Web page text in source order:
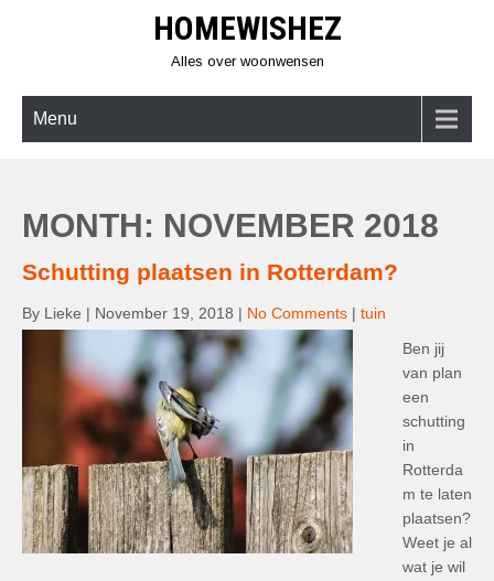
HOMEWISHEZ
Alles over woonwensen
Menu
MONTH: NOVEMBER 2018
Schutting plaatsen in Rotterdam?
By Lieke | November 19, 2018 | No Comments | tuin
Ben jij
van plan
een
schutting
in
Rotterda
m te laten
plaatsen?
Weet je al
wat je wil